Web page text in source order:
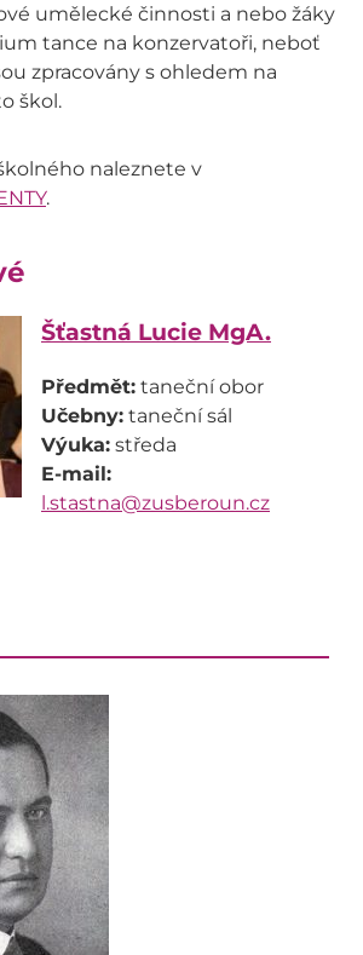
umělecké činnosti a nebo žáky
tance na konzervatoři, neboť
zpracovány s ohledem na
škol.
naleznete v
.
Šťastná Lucie MgA.
Předmět:
Učebny:
Výuka:
E-mail:
l.stastna@zusberoun.cz